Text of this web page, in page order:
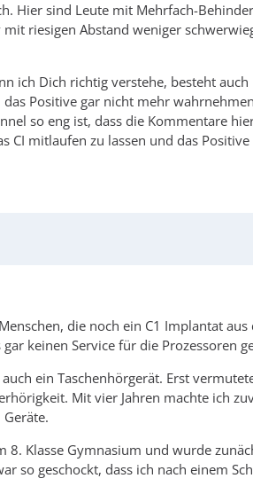
Hier sind Leute mit Mehrfach-
riesigen Abstand weniger
ich Dich richtig verstehe, besteht
Positive gar nicht mehr
so eng ist, dass die Kommentare
CI mitlaufen zu lassen und das
die noch ein C1 Implantat aus
keinen Service für die Prozessoren
ein Taschenhörgerät. Erst
Mit vier Jahren machte ich
Klasse Gymnasium und wurde
so geschockt, dass ich nach einem